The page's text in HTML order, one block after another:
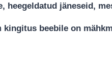
heegeldatud jäneseid,
beebile on